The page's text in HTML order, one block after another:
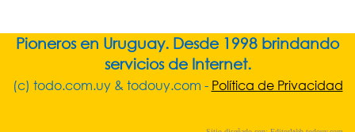
Pioneros en Uruguay. Desde 1998 brindando
servicios de Internet.
(c) todo.com.uy & todouy.com - Política de Privacidad